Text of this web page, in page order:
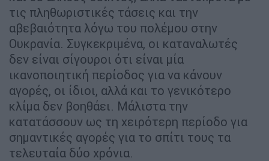
τις πληθωριστικές τάσεις και την
αβεβαιότητα λόγω του πολέμου στην
Ουκρανία. Συγκεκριμένα, οι καταναλωτές
δεν είναι σίγουροι ότι είναι μία
ικανοποιητική περίοδος για να κάνουν
αγορές, οι ίδιοι, αλλά και το γενικότερο
κλίμα δεν βοηθάει. Μάλιστα την
κατατάσσουν ως τη χειρότερη περίοδο για
σημαντικές αγορές για το σπίτι τους τα
τελευταία δύο χρόνια.